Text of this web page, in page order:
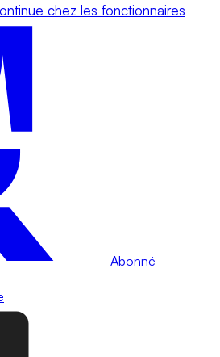
chez les fonctionnaires
Abonné